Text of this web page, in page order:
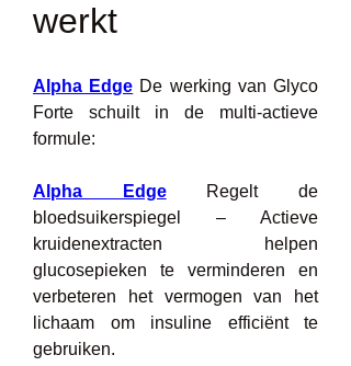
werkt
Alpha Edge De werking van Glyco
Forte schuilt in de multi-actieve
formule:
Alpha Edge Regelt de
bloedsuikerspiegel – Actieve
kruidenextracten helpen
glucosepieken te verminderen en
verbeteren het vermogen van het
lichaam om insuline efficiënt te
gebruiken.